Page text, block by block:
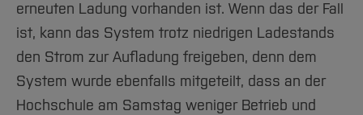
erneuten Ladung vorhanden ist. Wenn das der Fall
ist, kann das System trotz niedrigen Ladestands
den Strom zur Aufladung freigeben, denn dem
System wurde ebenfalls mitgeteilt, dass an der
Hochschule am Samstag weniger Betrieb und